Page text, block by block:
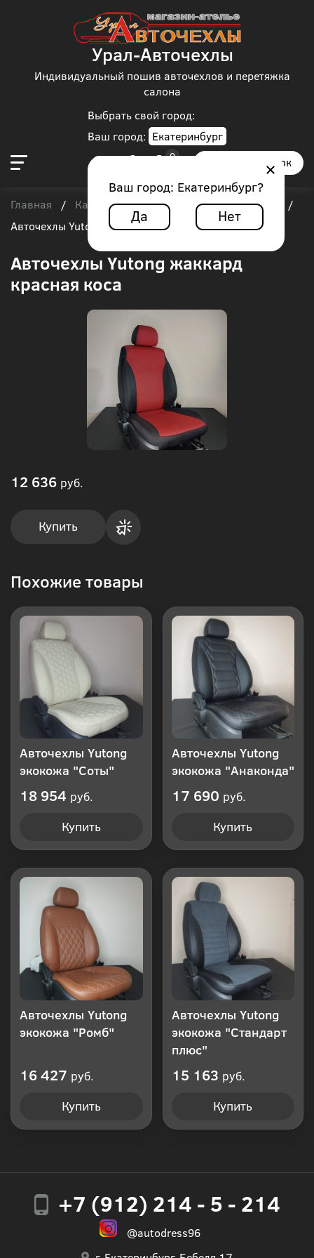
Выбрать свой город:
Ваш город: Екатеринбург
Ваш город: Екатеринбург?
Да Нет
Урал-Авточехлы
Индивидуальный пошив авточехлов и перетяжка
салона
Заказать звонок
Главная / Каталог чехлов / Автобус / Yutong
/
Авточехлы Yutong жаккард красная коса
Авточехлы Yutong жаккард
красная коса
12 636 руб.
Купить
Похожие товары
Авточехлы Yutong
экокожа "Соты"
18 954 руб.
Купить
Авточехлы Yutong
экокожа "Анаконда"
17 690 руб.
Купить
Авточехлы Yutong
экокожа "Ромб"
16 427 руб.
Купить
Авточехлы Yutong
экокожа "Стандарт
плюс"
15 163 руб.
Купить
+7 (912) 214 - 5 - 214
@autodress96